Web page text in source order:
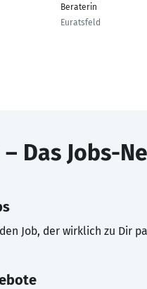
Beraterin
Euratsfeld
– Das Jobs-
Job, der wirklich zu Dir